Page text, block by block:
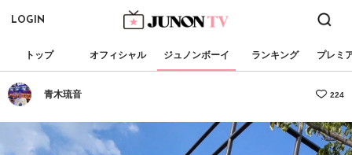
LOGIN
トップ オフィシャル ジュノンボーイ ランキング プレミ
青木琉音 224